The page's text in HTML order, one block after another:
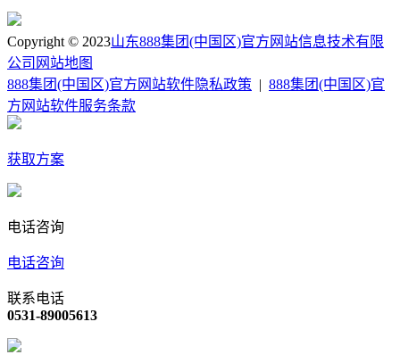
Copyright © 2023山东888集团(中国区)官方网站信息技术有限
公司 网站地图
888集团(中国区)官方网站软件隐私政策
888集团(中国区)官
方网站软件服务条款
获取方案
电话咨询
电话咨询
联系电话
0531-89005613